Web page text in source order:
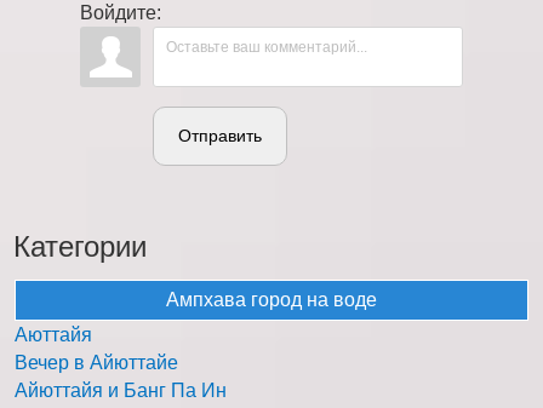
Войдите:
Отправить
Категории
Ампхава город на воде
Аюттайя
Вечер в Айюттайе
Айюттайя и Банг Па Ин